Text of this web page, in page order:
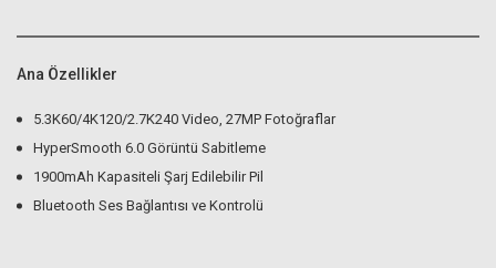
Ana Özellikler
5.3K60/4K120/2.7K240 Video, 27MP Fotoğraflar
HyperSmooth 6.0 Görüntü Sabitleme
1900mAh Kapasiteli Şarj Edilebilir Pil
Bluetooth Ses Bağlantısı ve Kontrolü